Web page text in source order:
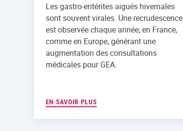
Les gastro-entérites aiguës hivernales
sont souvent virales. Une recrudescence
est observée chaque année, en France,
comme en Europe, générant une
augmentation des consultations
médicales pour GEA.
EN SAVOIR PLUS